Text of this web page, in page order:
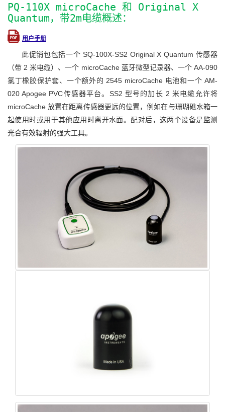
PQ-110X microCache 和 Original X
Quantum，带2m电缆概述：
用户手册
此促销包包括一个 SQ-100X-SS2 Original X Quantum 传感器
（带 2 米电缆）、一个 microCache 蓝牙微型记录器、一个 AA-090
氯丁橡胶保护套、一个额外的 2545 microCache 电池和一个 AM-
020 Apogee PVC传感器平台。SS2 型号的加长 2 米电缆允许将
microCache 放置在距离传感器更远的位置，例如在与珊瑚礁水箱一
起使用时或用于其他应用时离开水面。配对后，这两个设备是监测
光合有效辐射的强大工具。